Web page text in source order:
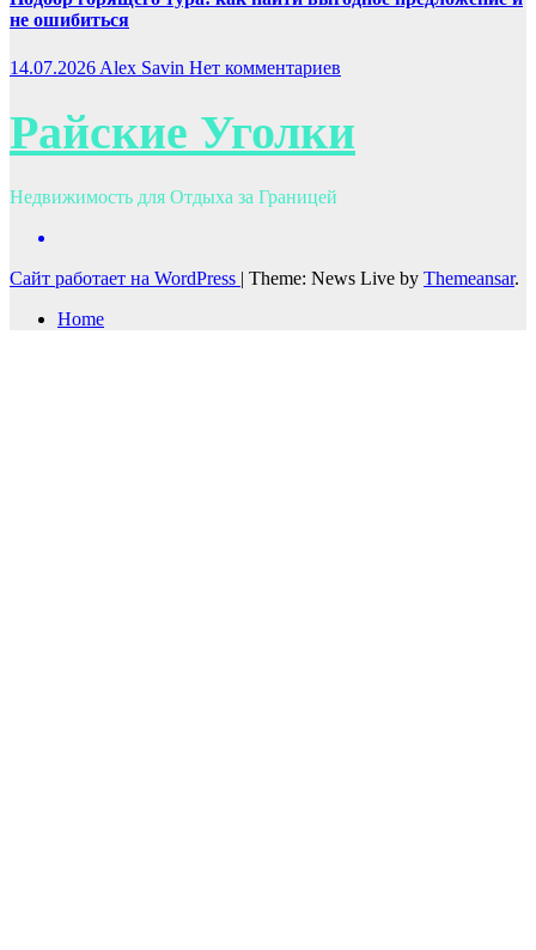
не ошибиться
14.07.2026 Alex Savin Нет комментариев
Райские Уголки
Недвижимость для Отдыха за Границей
Сайт работает на WordPress | Theme: News Live by Themeansar.
Home